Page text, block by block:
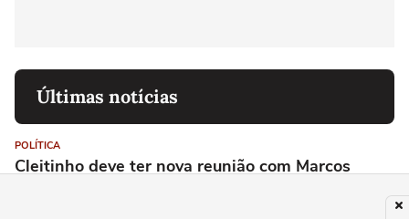
Últimas notícias
POLÍTICA
Cleitinho deve ter nova reunião com Marcos